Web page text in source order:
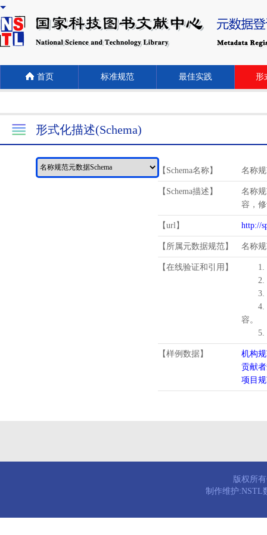
首页 标准规范 最佳实践 形
形式化描述(Schema)
【Schema名称】 名称规
【Schema描述】
名称
容，
【url】 http://
【所属元数据规范】 名称
【在线验证和引用】
1.
2.
3.
4.
容。
5.
【样例数据】
机构
贡献
项目
版权所
制作维护:NSTL